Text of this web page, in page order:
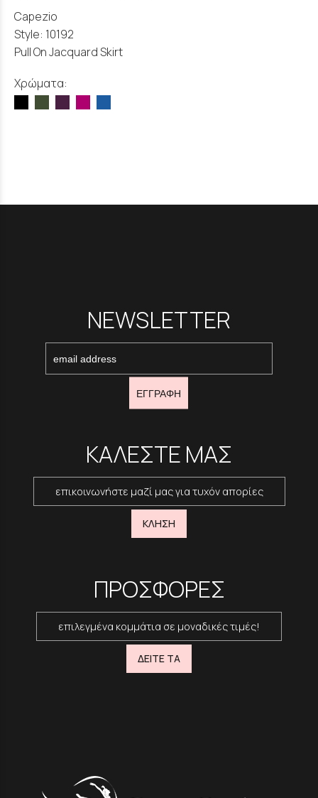
Capezio
Style: 10192
Pull On Jacquard Skirt
Χρώματα:
NEWSLETTER
ΕΓΓΡΑΦΗ
ΚΑΛΕΣΤΕ ΜΑΣ
επικοινωνήστε μαζί μας για τυχόν απορίες
ΚΛΗΣΗ
ΠΡΟΣΦΟΡΕΣ
επιλεγμένα κομμάτια σε μοναδικές τιμές!
ΔΕΙΤΕ ΤΑ